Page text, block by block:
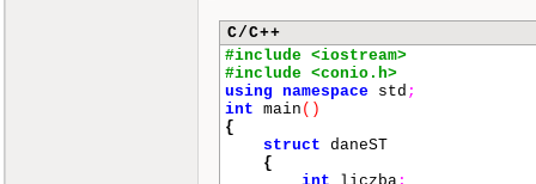
C/C++
#include <iostream>
#include <conio.h>
using namespace std ;
int main ()
{
struct daneST
{